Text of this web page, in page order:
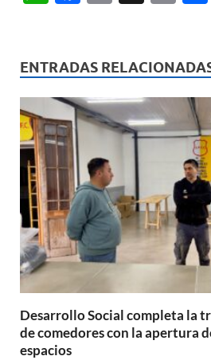
s
A
p
p
b
o
o
ENTRADAS
Desarrollo Social completa la
de comedores con la apertura
espacios